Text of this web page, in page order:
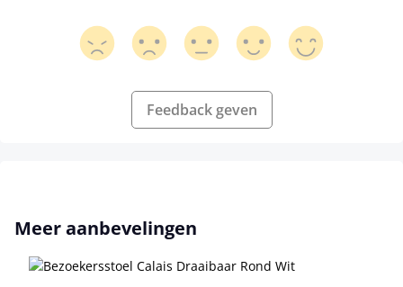
Feedback geven
Productgalerij overslaan
Meer aanbevelingen